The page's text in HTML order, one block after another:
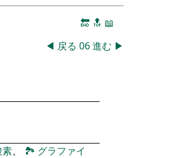
🔚 🔝 📖
◀ 戻る 06進む ▶
素、 🏞 グラファイ